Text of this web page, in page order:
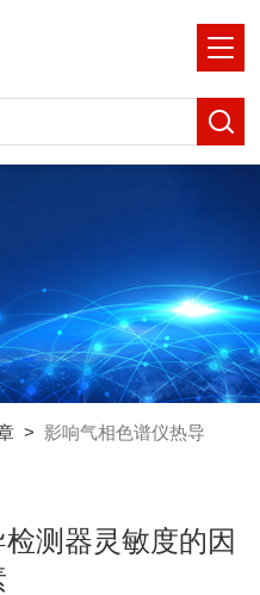
> 影响气相色谱仪热导
测器灵敏度的因